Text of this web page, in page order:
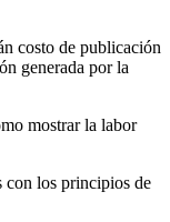
costo de publicación
generada por la
mostrar la labor
con los principios de